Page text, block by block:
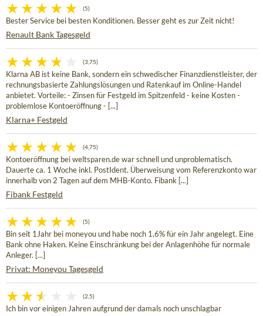
(5)
Bester Service bei besten Konditionen. Besser geht es zur Zeit nicht!
Renault Bank Tagesgeld
(3,75)
Klarna AB ist keine Bank, sondern ein schwedischer Finanzdienstleister, der
rechnungsbasierte Zahlungslösungen und Ratenkauf im Online-Handel
anbietet. Vorteile: - Zinsen für Festgeld im Spitzenfeld - keine Kosten -
problemlose Kontoeröffnung - [...]
Klarna+ Festgeld
(4,75)
Kontoeröffnung bei weltsparen.de war schnell und unproblematisch.
Dauerte ca. 1 Woche inkl. PostIdent. Überweisung vom Referenzkonto war
innerhalb von 2 Tagen auf dem MHB-Konto. Fibank [...]
Fibank Festgeld
(5)
Bin seit 1Jahr bei moneyou und habe noch 1,6% für ein Jahr angelegt. Eine
Bank ohne Haken. Keine Einschränkung bei der Anlagenhöhe für normale
Anleger. [...]
Privat: Moneyou Tagesgeld
(2,5)
Ich bin vor einigen Jahren aufgrund der damals noch unschlagbar